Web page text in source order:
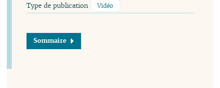
Type de publication Vidéo
Sommaire